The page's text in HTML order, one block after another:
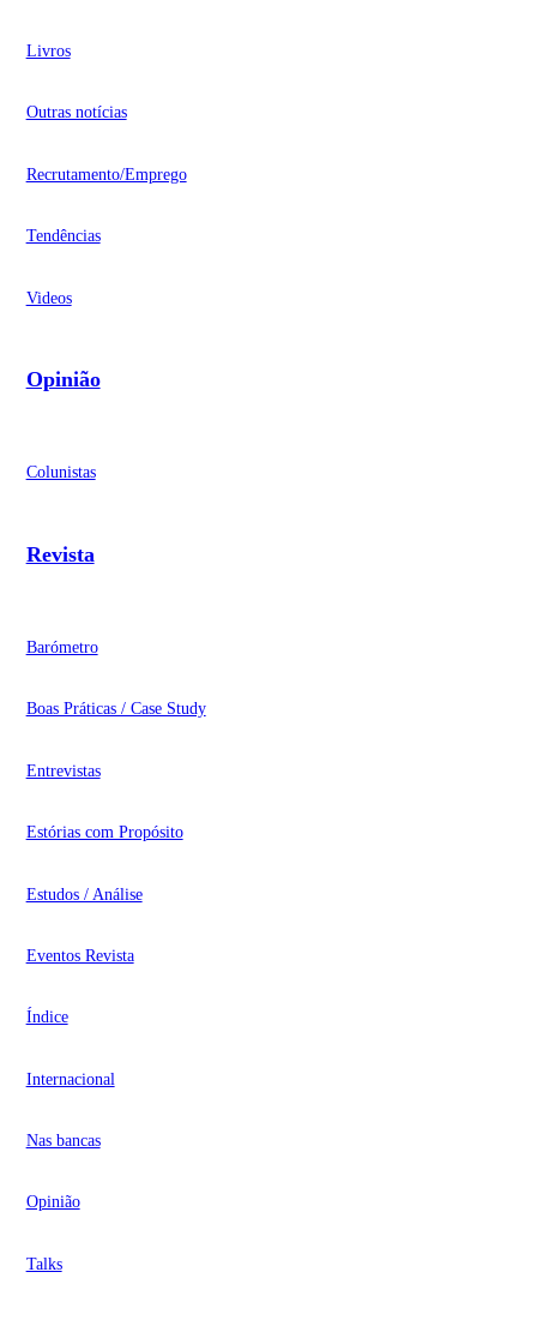
Livros
Outras notícias
Recrutamento/Emprego
Tendências
Videos
Opinião
Colunistas
Revista
Barómetro
Boas Práticas / Case Study
Entrevistas
Estórias com Propósito
Estudos / Análise
Eventos Revista
Índice
Internacional
Nas bancas
Opinião
Talks